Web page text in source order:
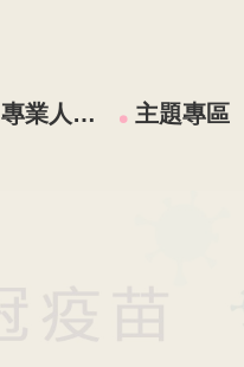
專業人員區 主題專區